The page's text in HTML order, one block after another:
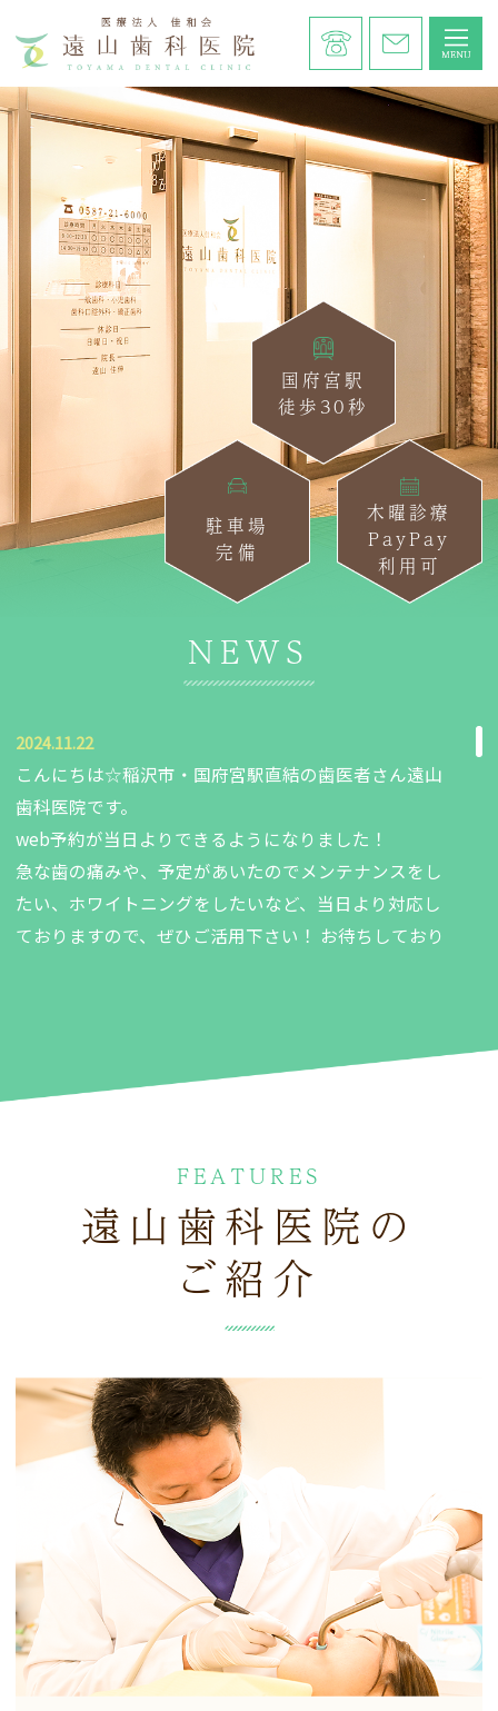
国府宮駅
徒歩30秒
駐車場
完備
木曜診療
PayPay
利用可
NEWS
2024.11.22
こんにちは☆稲沢市・国府宮駅直結の歯医者さん遠山
歯科医院です。
web予約が当日よりできるようになりました！
急な歯の痛みや、予定があいたのでメンテナンスをし
たい、ホワイトニングをしたいなど、当日より対応し
ておりますので、ぜひご活用下さい！ お待ちしており
さん遠山歯科医院です。
メンテナンス 9:45 11:45 14:30 15:15 16:30 1
当日のご予約はお電話でのみで受付ておりますので、
よろしくお願いします。
さん遠山歯科医院です。
◇11月20（水）の予約の空き情報のお知らせです◇
治療 予約枠の空はございませんが、お痛みがありま
したらお電話下さい。
メンテナンス 15:00 15:45 16:45 16:30
当日のご予約はお電話でのみで受付ておりますので、
よろしくお願いします。
2024.11.19
FEATURES
遠山歯科医院の
ご紹介